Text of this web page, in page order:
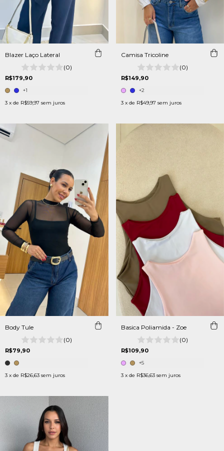
Blazer Laço Lateral
(0)
R$179,90
+1
3 x de R$59,97 sem juros
Camisa Tricoline
(0)
R$149,90
+2
3 x de R$49,97 sem juros
Body Tule
(0)
R$79,90
3 x de R$26,63 sem juros
Basica Poliamida - Zoe
(0)
R$109,90
+5
3 x de R$36,63 sem juros